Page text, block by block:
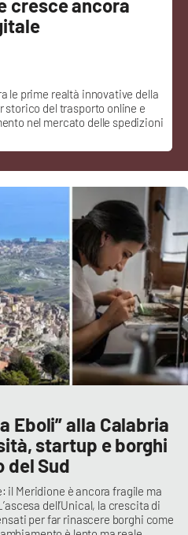
cresce ancora
le prime realtà innovative della
storico del trasporto online e
nel mercato delle spedizioni
Eboli” alla Calabria
startup e borghi
del Sud
il Meridione è ancora fragile ma
dell’Unical, la crescita di
per far rinascere borghi come